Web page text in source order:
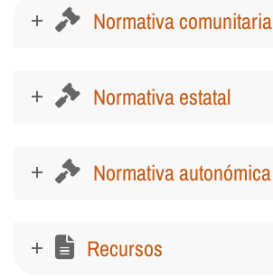
Normativa comunitaria
Normativa estatal
Normativa autonómica
Recursos